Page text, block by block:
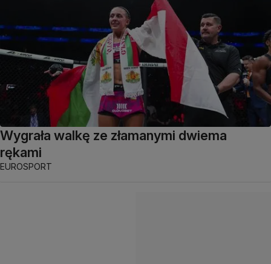
Wygrała walkę ze złamanymi dwiema
rękami
EUROSPORT